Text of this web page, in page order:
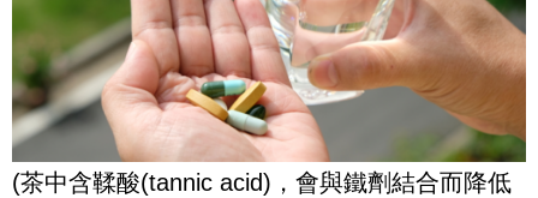
(茶中含鞣酸(tannic acid)，會與鐵劑結合而降低